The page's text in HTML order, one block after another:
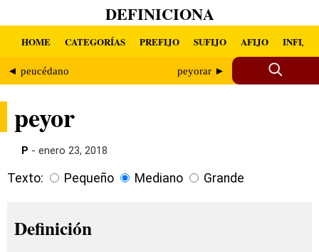
DEFINICIONA
HOME CATEGORÍAS PREFIJO SUFIJO AFIJO INFIJO
◄ peucédano peyorar ►
peyor
P - enero 23, 2018
Texto: Pequeño Mediano Grande
Definición